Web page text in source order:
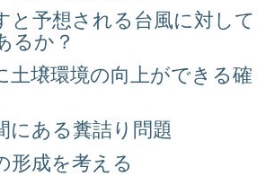
と予想される台風に対して
るか？
土壌環境の向上ができる確
にある糞詰り問題
形成を考える